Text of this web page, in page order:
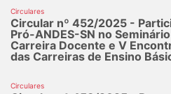
Circulares
Circular nº 452/2025 -
Pró-ANDES-SN no
Carreira Docente e V
das Carreiras de Ensino
Circulares